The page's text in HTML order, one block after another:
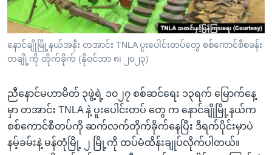
ကျော်
ကြည့်
ရန်
ရန်
နေရာ
သို့
ကျော်
ဗွီအိုအေ လူမှုကွန်ယက်များ
နောင်ချိုမြို့နယ်အနီး တအာင်း TNLA ပူးပေါင်းတပ်တွေ စစ်ကောင်စီစခန်း
တချို့ကို တိုက်ခိုက် (နိုဝင်ဘာ ၈၊ ၂၀၂၃)
ညီနောင်မဟာမိတ် ၃ဖွဲ့ရဲ့ ၁၀၂၇ စစ်ဆင်ရေး ၁၃ရက် မြောက်နေ့
မှာ တအာင်း TNLA နဲ့ ပူးပေါင်းတပ် တွေ က နောင်ချိုမြို့နယ်က
စစ်ကောင်စီတပ်ကို ဆက်လက်တိုက်ခိုက်နေပြီး ဒီရက်ပိုင်းမှာပဲ
နမ့်ခမ်းနဲ့ မန်တုံမြို့ ၂ မြို့ကို ထပ်မံထိန်းချုပ်လိုက်ပါတယ်။